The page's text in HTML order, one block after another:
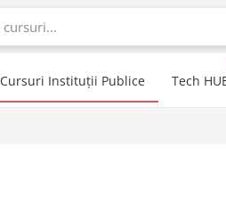
When
Cursuri Instituții Publice Tech